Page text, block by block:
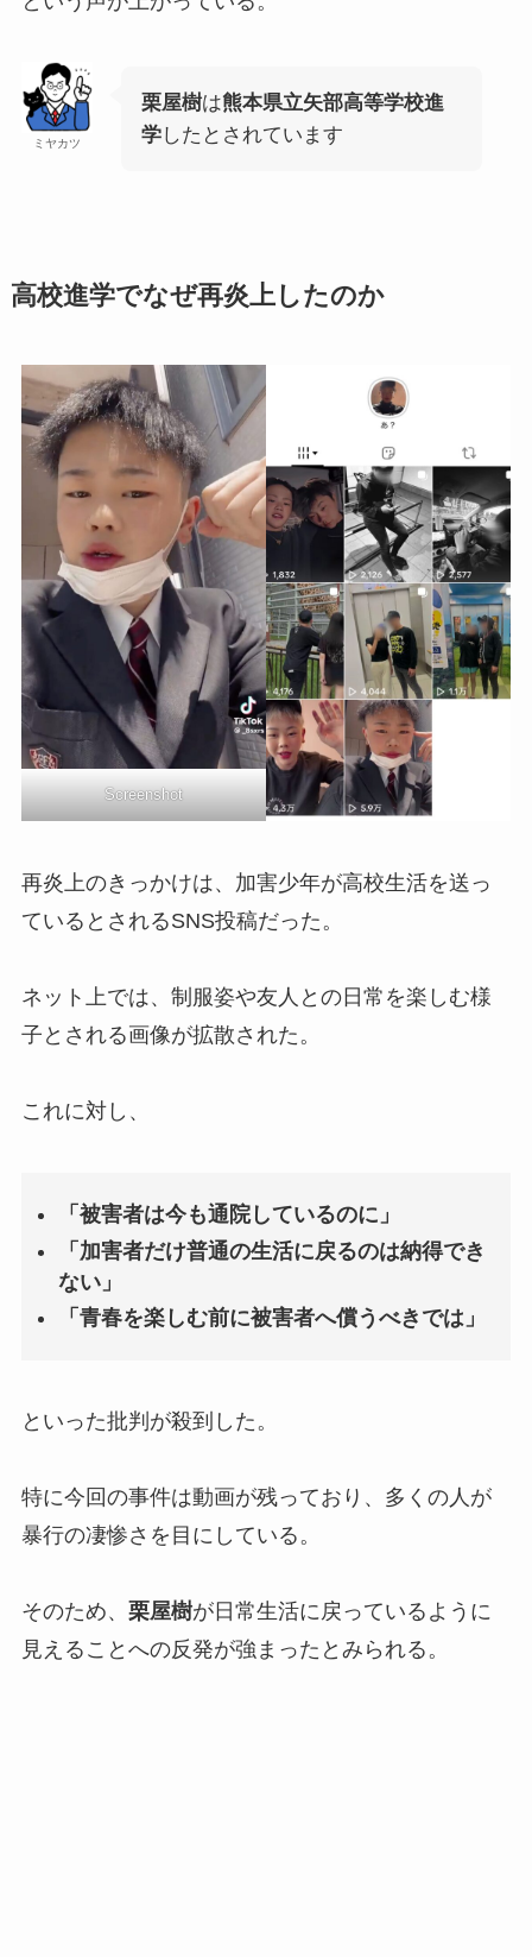
ミヤカツ
栗屋樹は熊本県立矢部高等学校進
学したとされています
高校進学でなぜ再炎上したのか
Screenshot
再炎上のきっかけは、加害少年が高校生活を送っ
ているとされるSNS投稿だった。
ネット上では、制服姿や友人との日常を楽しむ様
子とされる画像が拡散された。
これに対し、
「被害者は今も通院しているのに」
「加害者だけ普通の生活に戻るのは納得でき
ない」
「青春を楽しむ前に被害者へ償うべきでは」
といった批判が殺到した。
特に今回の事件は動画が残っており、多くの人が
暴行の凄惨さを目にしている。
そのため、 栗屋樹が日常生活に戻っているように
見えることへの反発が強まったとみられる。